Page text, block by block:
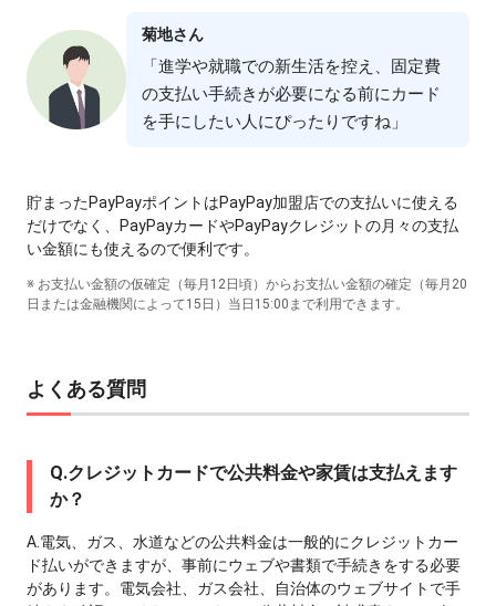
菊地さん
「進学や就職での新⽣活を控え、固定費
の⽀払い⼿続きが必要になる前にカード
を⼿にしたい⼈にぴったりですね」
貯まったPayPayポイントはPayPay加盟店での⽀払いに使える
だけでなく、PayPayカードやPayPayクレジットの⽉々の⽀払
い⾦額にも使えるので便利です。
※ お⽀払い⾦額の仮確定（毎⽉12⽇頃）からお⽀払い⾦額の確定（毎⽉20
⽇または⾦融機関によって15⽇）当⽇15:00まで利⽤できます。
よくある質問
Q.クレジットカードで公共料⾦や家賃は⽀払えます
か？
A.電気、ガス、⽔道などの公共料⾦は⼀般的にクレジットカー
ド払いができますが、事前にウェブや書類で⼿続きをする必要
があります。電気会社、ガス会社、⾃治体のウェブサイトで⼿